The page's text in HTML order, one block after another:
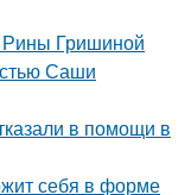
Рины Гришиной
Саши
в помощи в
себя в форме